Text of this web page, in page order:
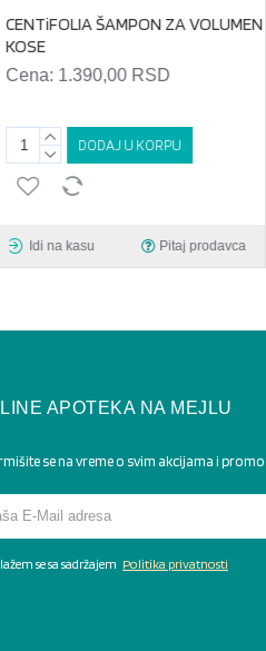
CENTiFOLIA ŠAMPON ZA VOLUMEN
KOSE
Cena:1.390,00 RSD
DODAJ U KORPU
Idi na kasu Pitaj prodavca
APOTEKA NA MEJLU
se na vreme o svim akcijama i
se sa sadržajem Politika privatnosti